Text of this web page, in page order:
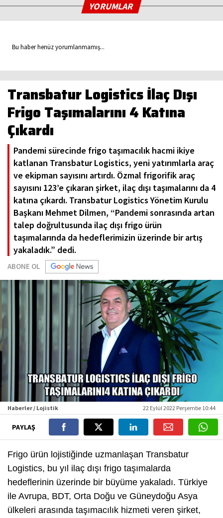
YORUMLAR
Bu haber henüz yorumlanmamış...
Transbatur Logistics İlaç Dışı
Frigo Taşımalarını 4 Katına
Çıkardı
Pandemi sürecinde frigo taşımacılık hacmi ikiye
katlanan Transbatur Logistics, yeni yatırımlarla araç
ve ekipman sayısını artırdı. Özmal frigorifik araç
sayısını 123’e çıkaran şirket, ilaç dışı taşımalarını da 4
katına çıkardı. Transbatur Logistics Yönetim Kurulu
Başkanı Mehmet Dilmen, “Pandemi sonrasında artan
talep doğrultusunda ilaç dışı frigo ürün
taşımalarında da hedeflerimizin üzerinde bir artış
yakaladık.” dedi.
ABONE OL
Haberler / Lojistik 22 Eylül 2022 Perşembe 10:44
PAYLAŞ
Frigo ürün lojistiğinde uzmanlaşan Transbatur
Logistics, bu yıl ilaç dışı frigo taşımalarda
hedeflerinin üzerinde bir büyüme yakaladı. Türkiye
ile Avrupa, BDT, Orta Doğu ve Güneydoğu Asya
ülkeleri arasında taşımacılık hizmeti veren şirket,